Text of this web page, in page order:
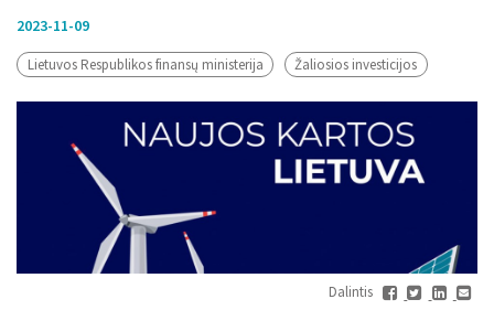
2023-11-09
Lietuvos Respublikos finansų ministerija Žaliosios investicijos
Dalintis